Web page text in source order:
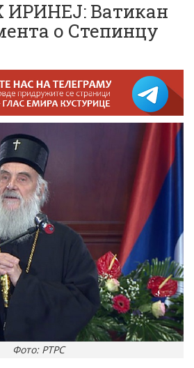
Ватикан
о Степинцу
Фото: РТРС